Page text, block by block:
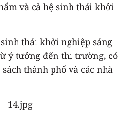
và cả hệ sinh thái khởi
thái khởi nghiệp sáng
ý tưởng đến thị trường, có
thành phố và các nhà